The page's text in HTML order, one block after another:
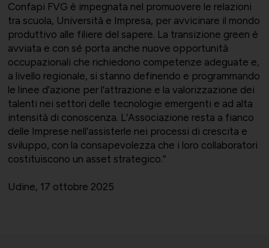
Confapi FVG è impegnata nel promuovere le relazioni
tra scuola, Università e Impresa, per avvicinare il mondo
produttivo alle filiere del sapere. La transizione green è
avviata e con sé porta anche nuove opportunità
occupazionali che richiedono competenze adeguate e,
a livello regionale, si stanno definendo e programmando
le linee d’azione per l’attrazione e la valorizzazione dei
talenti nei settori delle tecnologie emergenti e ad alta
intensità di conoscenza. L’Associazione resta a fianco
delle Imprese nell’assisterle nei processi di crescita e
sviluppo, con la consapevolezza che i loro collaboratori
costituiscono un asset strategico.”
Udine, 17 ottobre 2025
ConfapiD
Gruppo Giovani
Società Collegate
ANIEM
UNIONCHIMICA
Uniontessile
Appalti e territorio
Formazione finanziata e risorse
umane
Lavoro e relazioni industriali